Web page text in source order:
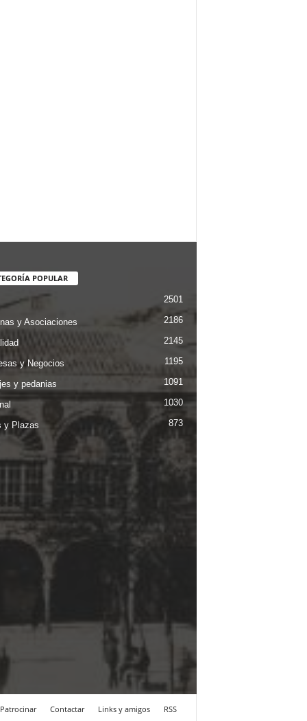
POPULAR
2501
y Asociaciones 2186
2145
y Negocios 1195
y pedanias 1091
1030
y Plazas 873
Patrocinar Contactar Links y amigos
RSS